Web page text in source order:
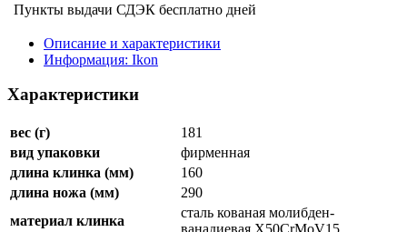
Пункты выдачи СДЭК бесплатно дней
Описание и характеристики
Информация: Ikon
Характеристики
вес (г)
181
вид упаковки
фирменная
длина клинка (мм)
160
длина ножа (мм)
290
материал клинка
сталь кованая молибден-
ванадиевая X50CrMoV15